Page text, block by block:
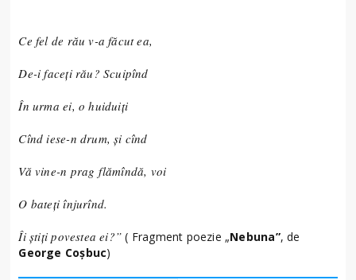
Ce fel de rău v-a făcut ea,
De-i faceţi rău? Scuipînd
În urma ei, o huiduiţi
Cînd iese-n drum, şi cînd
Vă vine-n prag flămîndă, voi
O bateţi înjurînd.
Îi știți povestea ei?” ( Fragment poezie „Nebuna”, de
George Coșbuc)